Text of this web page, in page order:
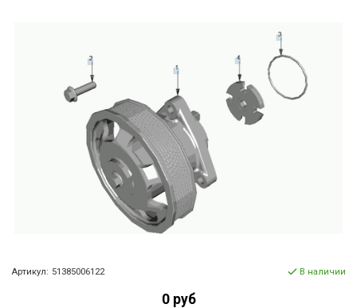
Артикул: 51385006122 В наличии
0 руб